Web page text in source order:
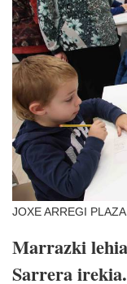
JOXE ARREGI PLAZA,
Marrazki
Sarrera irekia.